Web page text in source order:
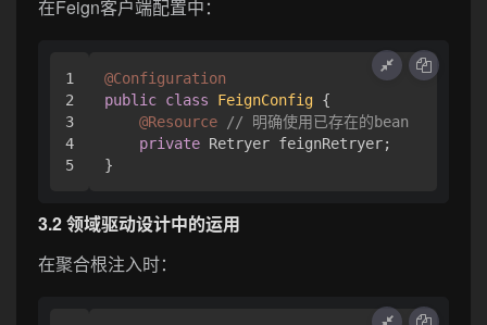
在Feign客户端配置中：
1
2
3
4
@Configuration
public class FeignConfig {
@Resource
// 明确使用已存在的bean
private Retryer feignRetryer;
3.2 领域驱动设计中的运用
在聚合根注入时：